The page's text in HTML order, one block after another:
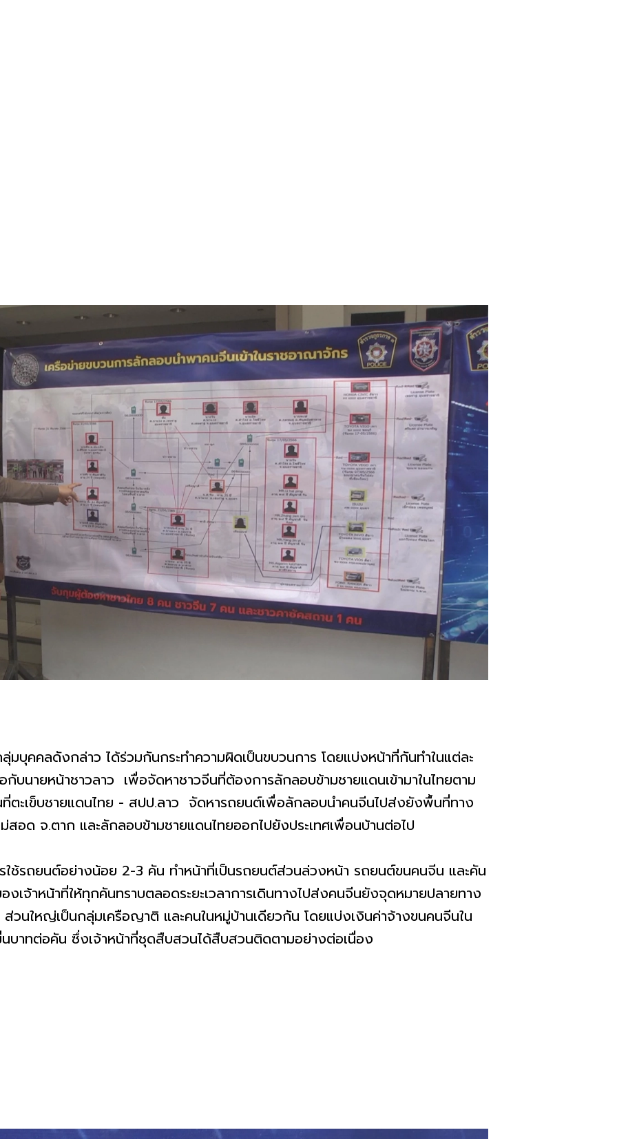
บุคคลดังกล่าว ได้ร่วมกันกระทำความผิดเป็นขบวนการ โดยแบ่งหน้าที่กันทำในแต่ละ
บนายหน้าชาวลาว เพื่อจัดหาชาวจีนที่ต้องการลักลอบข้ามชายแดนเข้ามาในไทยตาม
ตะเข็บชายแดนไทย - สปป.ลาว จัดหารถยนต์เพื่อลักลอบนำคนจีนไปส่งยังพื้นที่ทาง
สอด จ.ตาก และลักลอบข้ามชายแดนไทยออกไปยังประเทศเพื่อนบ้านต่อไป
ใช้รถยนต์อย่างน้อย 2-3 คัน ทำหน้าที่เป็นรถยนต์ส่วนล่วงหน้า รถยนต์ขนคนจีน และคัน
เจ้าหน้าที่ให้ทุกคันทราบตลอดระยะเวลาการเดินทางไปส่งคนจีนยังจุดหมายปลายทาง
วนใหญ่เป็นกลุ่มเครือญาติ และคนในหมู่บ้านเดียวกัน โดยแบ่งเงินค่าจ้างขนคนจีนใน
นบาทต่อคัน ซึ่งเจ้าหน้าที่ชุดสืบสวนได้สืบสวนติดตามอย่างต่อเนื่อง